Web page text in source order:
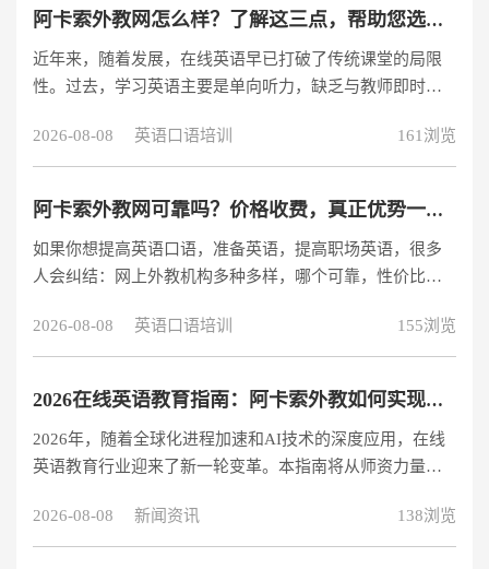
https://www.acadsoc.com.cn/lpsacc/yj/ty/97386983/lp.html?
search=4972169大品牌塑造，学习更放心阿卡索外教网多
年
阿卡索外教网怎么样？了解这三点，帮助您选择在线英语学习方法
近年来，随着发展，在线英语早已打破了传统课堂的局限
性。过去，学习英语主要是单向听力，缺乏与教师即时对
外国教师零距离学习，不受地区、时间限制，沉浸式互动
训练，容易处理“哑巴英语”问题。许多想提高英语的朋友
本性能、支持服务项目三个维度，带您充分了解。阿卡索
外教网免费试听链接：https://www.acadsoc.com.cn/lpsacc/
2026-08-08 英语口语培训 161浏览
阿卡索外教网可靠吗？价格收费，真正优势一次性说明
如果你想提高英语口语，准备英语，提高职场英语，很多
人会纠结：网上外教机构多种多样，哪个可靠，性价比
多在线平台。最后，在阿卡索外教网长期坚持下去。无论
是零基础入门、日常口语提升、职场商务、CET-4、CET-
心，收费透明，特别适合普通人长期系统学习英语。阿卡
索外教网免费试听链接：https://www.acadsoc.com.cn/lpsa
2026-08-08 英语口语培训 155浏览
2026在线英语教育指南：阿卡索外教如何实现高效学习？
2026年，随着全球化进程加速和AI技术的深度应用，在线
英语教育行业迎来了新一轮变革。本指南将从师资力量、
年专业积累，帮助学习者突破语言障碍。 为什么阿卡索能
成为在线英语教育领军品牌？ 师资力量：如何确保教学质
2026-08-08 新闻资讯 138浏览